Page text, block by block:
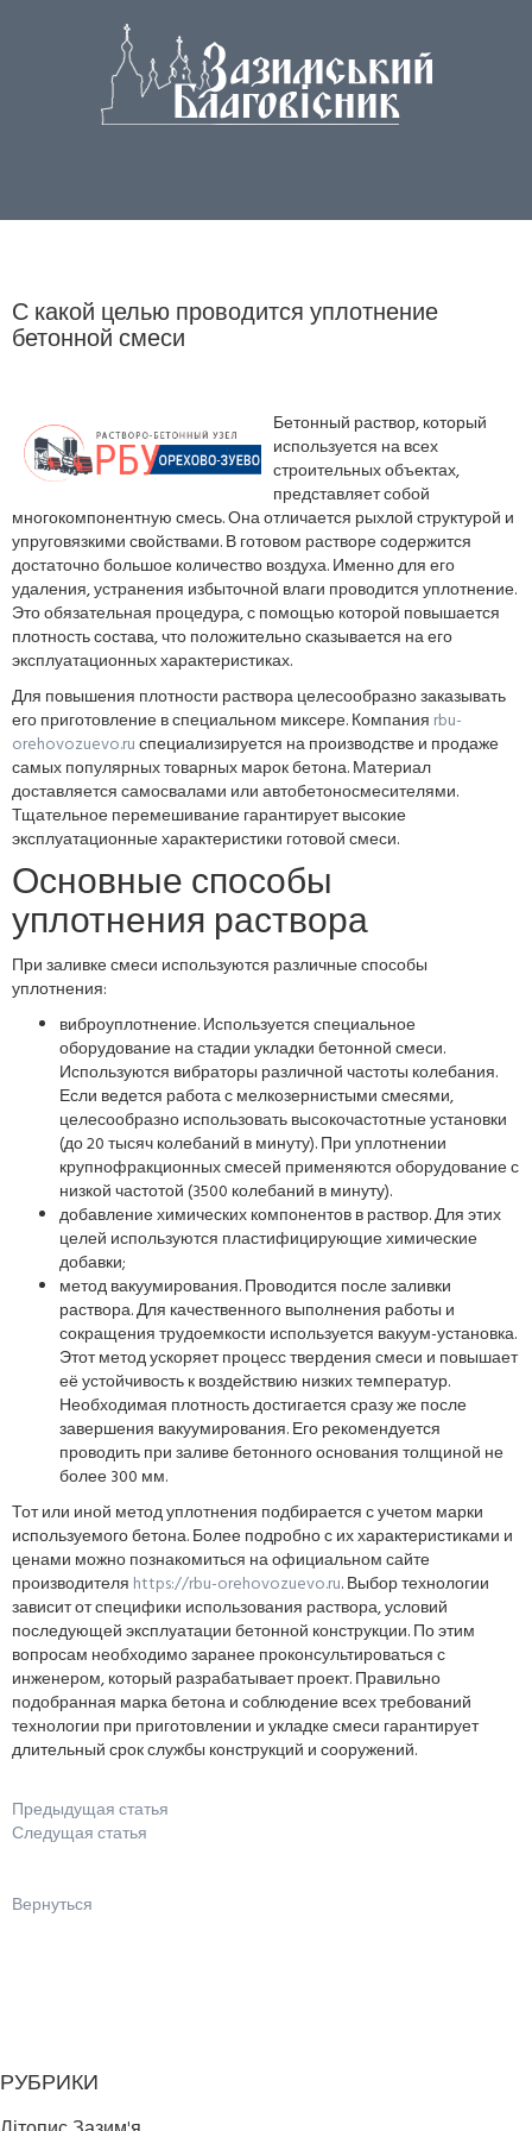
С какой целью проводится уплотнение
бетонной смеси
Бетонный раствор, который
используется на всех
строительных объектах,
представляет собой
многокомпонентную смесь. Она отличается рыхлой структурой и
упруговязкими свойствами. В готовом растворе содержится
достаточно большое количество воздуха. Именно для его
удаления, устранения избыточной влаги проводится уплотнение.
Это обязательная процедура, с помощью которой повышается
плотность состава, что положительно сказывается на его
эксплуатационных характеристиках.
Для повышения плотности раствора целесообразно заказывать
его приготовление в специальном миксере. Компания rbu-
orehovozuevo.ruспециализируется на производстве и продаже
самых популярных товарных марок бетона. Материал
доставляется самосвалами или автобетоносмесителями.
Тщательное перемешивание гарантирует высокие
эксплуатационные характеристики готовой смеси.
Основные способы
уплотнения раствора
При заливке смеси используются различные способы
уплотнения:
виброуплотнение. Используется специальное
оборудование на стадии укладки бетонной смеси.
Используются вибраторы различной частоты колебания.
Если ведется работа с мелкозернистыми смесями,
целесообразно использовать высокочастотные установки
(до 20 тысяч колебаний в минуту). При уплотнении
крупнофракционных смесей применяются оборудование с
низкой частотой (3500 колебаний в минуту).
добавление химических компонентов в раствор. Для этих
целей используются пластифицирующие химические
добавки;
метод вакуумирования. Проводится после заливки
раствора. Для качественного выполнения работы и
сокращения трудоемкости используется вакуум-установка.
Этот метод ускоряет процесс твердения смеси и повышает
её устойчивость к воздействию низких температур.
Необходимая плотность достигается сразу же после
завершения вакуумирования. Его рекомендуется
проводить при заливе бетонного основания толщиной не
более 300 мм.
Тот или иной метод уплотнения подбирается с учетом марки
используемого бетона. Более подробно с их характеристиками и
ценами можно познакомиться на официальном сайте
производителя https://rbu-orehovozuevo.ru. Выбор технологии
зависит от специфики использования раствора, условий
последующей эксплуатации бетонной конструкции. По этим
вопросам необходимо заранее проконсультироваться с
инженером, который разрабатывает проект. Правильно
подобранная марка бетона и соблюдение всех требований
технологии при приготовлении и укладке смеси гарантирует
длительный срок службы конструкций и сооружений.
Предыдущая статья
Следущая статья
Вернуться
РУБРИКИ